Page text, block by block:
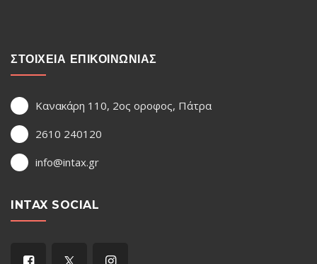
ΣΤΟΙΧΕΙΑ ΕΠΙΚΟΙΝΩΝΙΑΣ
Κανακάρη 110, 2ος οροφος, Πάτρα
2610 240120
info@intax.gr
INTAX SOCIAL